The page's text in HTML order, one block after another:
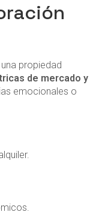
propiedad
de mercado y
emocionales o